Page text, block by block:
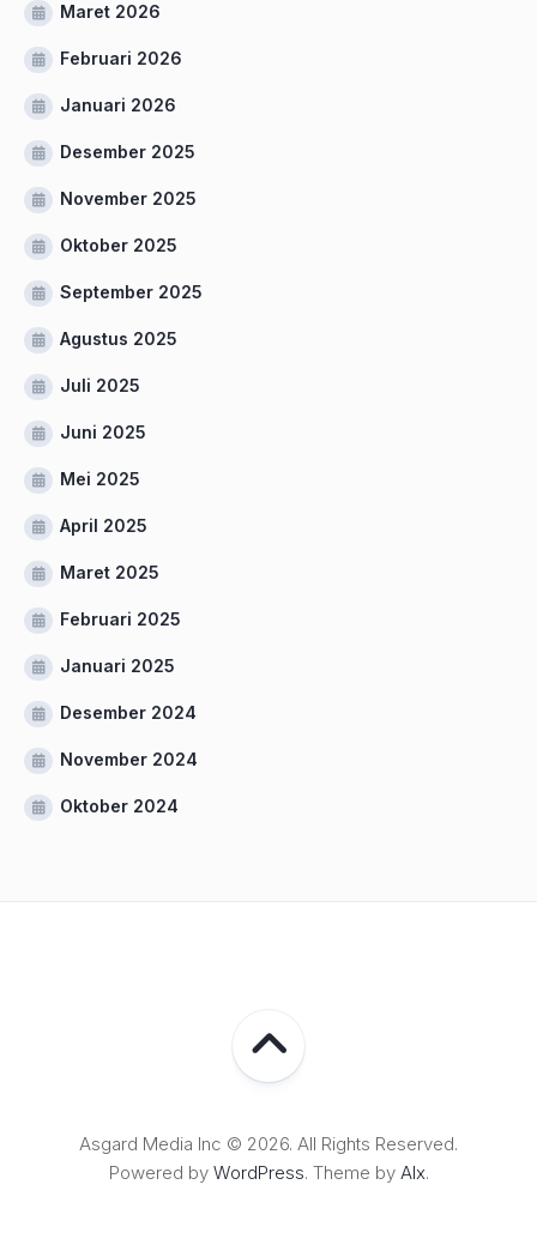
Maret 2026
Februari 2026
Januari 2026
Desember 2025
November 2025
Oktober 2025
September 2025
Agustus 2025
Juli 2025
Juni 2025
Mei 2025
April 2025
Maret 2025
Februari 2025
Januari 2025
Desember 2024
November 2024
Oktober 2024
Asgard Media Inc © 2026. All Rights Reserved.
Powered by WordPress. Theme by Alx.